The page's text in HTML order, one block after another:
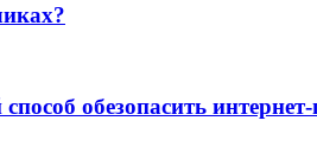
обезопасить